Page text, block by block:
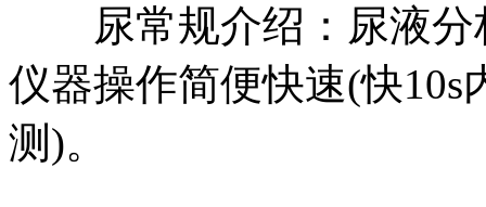
尿常规介绍：尿液分
仪器操作简便快速(快10s
测)。